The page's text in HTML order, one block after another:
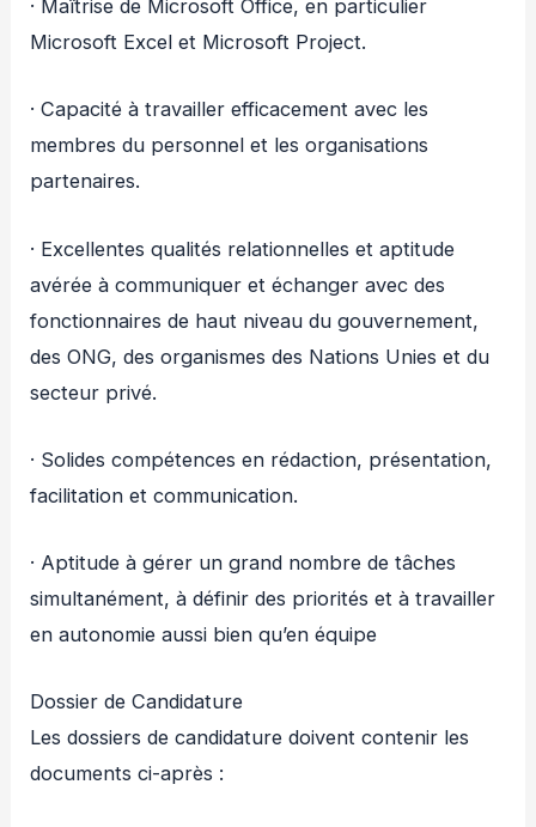
· Maîtrise de Microsoft Office, en particulier
Microsoft Excel et Microsoft Project.
· Capacité à travailler efficacement avec les
membres du personnel et les organisations
partenaires.
· Excellentes qualités relationnelles et aptitude
avérée à communiquer et échanger avec des
fonctionnaires de haut niveau du gouvernement,
des ONG, des organismes des Nations Unies et du
secteur privé.
· Solides compétences en rédaction, présentation,
facilitation et communication.
· Aptitude à gérer un grand nombre de tâches
simultanément, à définir des priorités et à travailler
en autonomie aussi bien qu’en équipe
Dossier de Candidature
Les dossiers de candidature doivent contenir les
documents ci-après :